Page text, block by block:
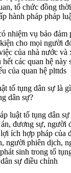
tổ chức đồng
hành pháp pháp
nhiệm vụ bảo đảm
cho mọi người
của nhà nước và
hết các quan hệ này
của quan hệ plttds
tố tụng dân sự là
dân sự?
luật tố tụng dân
đương sự, người
ích hợp pháp của
người phiên dịch,
sinh trong tố
sự điều chỉnh